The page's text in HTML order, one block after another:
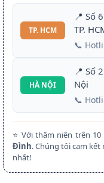
TP. HCM
📍 Số
TP.
📞
HÀ NỘI
📍 Số
Nội
📞
⭐ Với thâm niên trên
Đình. Chúng tôi cam
nhất!